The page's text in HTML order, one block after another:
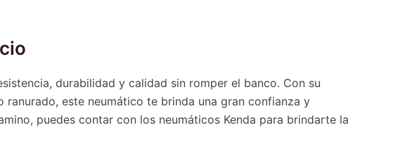
durabilidad y calidad sin romper el banco. Con su
este neumático te brinda una gran confianza y
puedes contar con los neumáticos Kenda para brindarte la